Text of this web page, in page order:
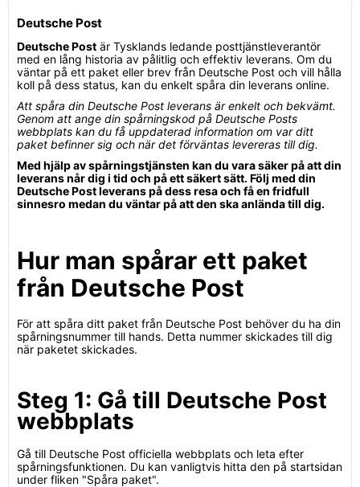
Deutsche Post
Deutsche Post är Tysklands ledande posttjänstleverantör
med en lång historia av pålitlig och effektiv leverans. Om du
väntar på ett paket eller brev från Deutsche Post och vill hålla
koll på dess status, kan du enkelt spåra din leverans online.
Att spåra din Deutsche Post leverans är enkelt och bekvämt.
Genom att ange din spårningskod på Deutsche Posts
webbplats kan du få uppdaterad information om var ditt
paket befinner sig och när det förväntas levereras till dig.
Med hjälp av spårningstjänsten kan du vara säker på att din
leverans når dig i tid och på ett säkert sätt. Följ med din
Deutsche Post leverans på dess resa och få en fridfull
sinnesro medan du väntar på att den ska anlända till dig.
Hur man spårar ett paket
från Deutsche Post
För att spåra ditt paket från Deutsche Post behöver du ha din
spårningsnummer till hands. Detta nummer skickades till dig
när paketet skickades.
Steg 1: Gå till Deutsche Post
webbplats
Gå till Deutsche Post officiella webbplats och leta efter
spårningsfunktionen. Du kan vanligtvis hitta den på startsidan
under fliken "Spåra paket".